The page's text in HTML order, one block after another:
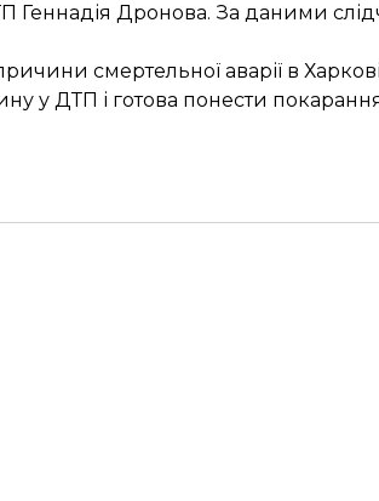
Геннадія Дронова. За даними
смертельної аварії в
у ДТП і готова понести